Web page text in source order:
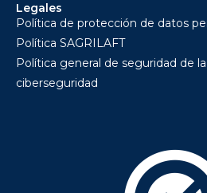
Legales
Política de protección de datos
Política SAGRILAFT
Política general de seguridad de
ciberseguridad